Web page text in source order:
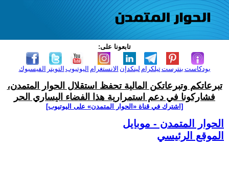
تابعونا على:
الفيسبوك التويتر اليوتيوب الانستغرام لينكدإن تيلكرامبنترست بودكاست
تبرعاتكم وتبرعاتكن المالية تحفظ استقلال الحوار المتمدن،
فشاركونا في دعم استمرارية هذا الفضاء اليساري الحر
[اشترك في قناة ‫«الحوار المتمدن» على اليوتيوب]
الحوار المتمدن - موبايل
الموقع الرئيسي